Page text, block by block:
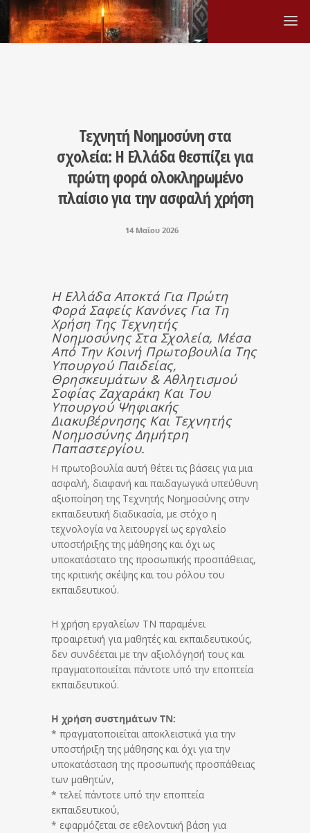
Τεχνητή Νοημοσύνη στα
σχολεία: Η Ελλάδα θεσπίζει για
πρώτη φορά ολοκληρωμένο
πλαίσιο για την ασφαλή χρήση
14 Μαΐου 2026
Η Ελλάδα Αποκτά Για Πρώτη
Φορά Σαφείς Κανόνες Για Τη
Χρήση Της Τεχνητής
Νοημοσύνης Στα Σχολεία, Μέσα
Από Την Κοινή Πρωτοβουλία Της
Υπουργού Παιδείας,
Θρησκευμάτων & Αθλητισμού
Σοφίας Ζαχαράκη Και Του
Υπουργού Ψηφιακής
Διακυβέρνησης Και Τεχνητής
Νοημοσύνης Δημήτρη
Παπαστεργίου.
Η πρωτοβουλία αυτή θέτει τις βάσεις για μια
ασφαλή, διαφανή και παιδαγωγικά υπεύθυνη
αξιοποίηση της Τεχνητής Νοημοσύνης στην
εκπαιδευτική διαδικασία, με στόχο η
τεχνολογία να λειτουργεί ως εργαλείο
υποστήριξης της μάθησης και όχι ως
υποκατάστατο της προσωπικής προσπάθειας,
της κριτικής σκέψης και του ρόλου του
εκπαιδευτικού.
Η χρήση εργαλείων ΤΝ παραμένει
προαιρετική για μαθητές και εκπαιδευτικούς,
δεν συνδέεται με την αξιολόγησή τους και
πραγματοποιείται πάντοτε υπό την εποπτεία
εκπαιδευτικού.
Η χρήση συστημάτων ΤΝ:
* πραγματοποιείται αποκλειστικά για την
υποστήριξη της μάθησης και όχι για την
υποκατάσταση της προσωπικής προσπάθειας
των μαθητών,
* τελεί πάντοτε υπό την εποπτεία
εκπαιδευτικού,
* εφαρμόζεται σε εθελοντική βάση για